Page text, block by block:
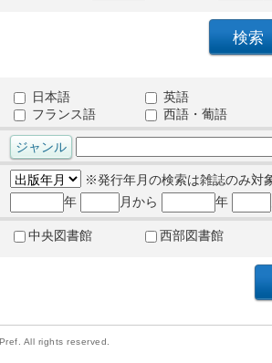
日本語
英語
フランス語
西語・葡語
※発行年月の検索は雑誌のみ対
年
月から 年
中央図書館 西部図書館
All rights reserved.